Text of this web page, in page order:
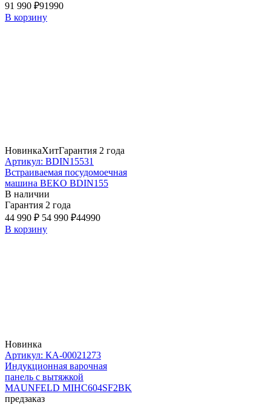
91 990 ₽91990
В корзину
НовинкаХитГарантия 2 года
Артикул: BDIN15531
Встраиваемая посудомоечная
машина BEKO BDIN155
В наличии
Гарантия 2 года
44 990 ₽ 54 990 ₽44990
В корзину
Новинка
Артикул: КА-00021273
Индукционная варочная
панель с вытяжкой
MAUNFELD MIHC604SF2BK
предзаказ